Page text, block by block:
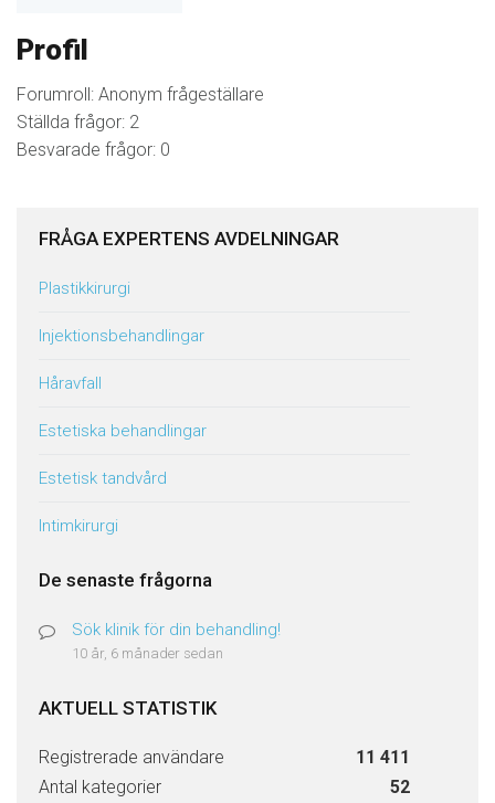
Profil
Forumroll: Anonym frågeställare
Ställda frågor: 2
Besvarade frågor: 0
FRÅGA EXPERTENS AVDELNINGAR
Plastikkirurgi
Injektionsbehandlingar
Håravfall
Estetiska behandlingar
Estetisk tandvård
Intimkirurgi
De senaste frågorna
Sök klinik för din behandling!
10 år, 6 månader sedan
AKTUELL STATISTIK
Registrerade användare
11 411
Antal kategorier
52